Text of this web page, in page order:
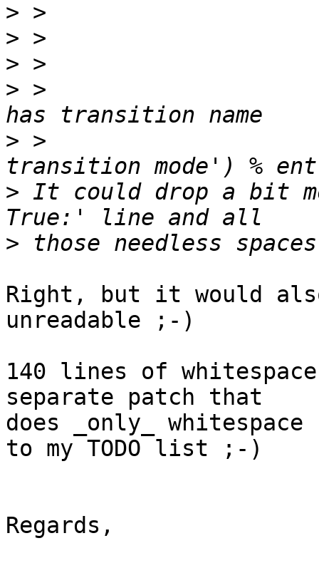
>
>
>
> >
> >
> It could drop a bit
>
Right, but it would
unreadable ;-)
140 lines of
separate patch that
does _only_
to my TODO list ;-)
Regards,